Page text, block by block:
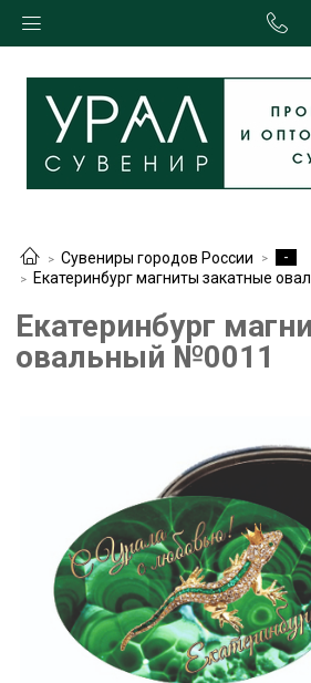
Сувениры городов России
-
Екатеринбург магниты закатные
Екатеринбург
овальный №0011